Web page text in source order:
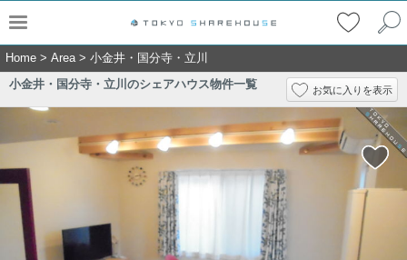
Home > Area> 小金井・国分寺・立川
小金井・国分寺・立川のシェアハウス物件一覧
お気に入りを表示